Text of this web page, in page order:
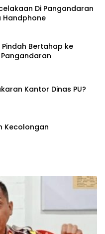
Di Pangandaran
Handphone
Bertahap ke
Kantor Dinas PU?
Kecolongan